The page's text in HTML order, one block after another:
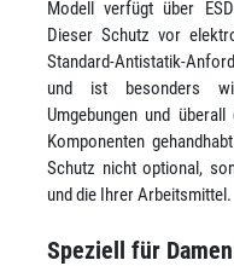
Modell verfügt über
Dieser Schutz vor
Standard-Antistatik-
und ist besonders
Umgebungen und
Komponenten
Schutz nicht optional,
und die Ihrer Arbeitsmittel.
Speziell für